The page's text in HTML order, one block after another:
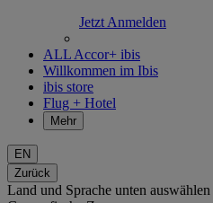
Jetzt Anmelden
ALL Accor+ ibis
Willkommen im Ibis
ibis store
Flug + Hotel
Mehr
EN
Zurück
Land und Sprache unten auswählen